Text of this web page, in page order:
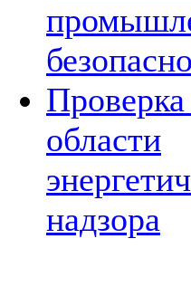
области
надзора